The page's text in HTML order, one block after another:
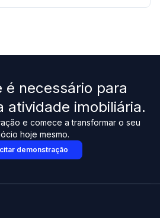
é necessário para
atividade imobiliária.
e comece a transformar o seu
hoje mesmo.
demonstração